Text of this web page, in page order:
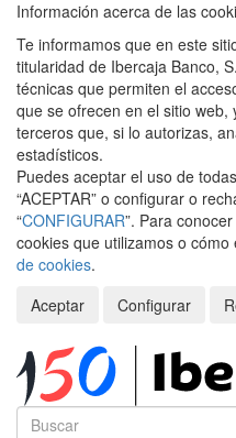
Información acerca de las
Te informamos que en este
titularidad de Ibercaja Banco,
técnicas que permiten el
que se ofrecen en el sitio
terceros que, si lo autorizas,
estadísticos.
Puedes aceptar el uso de
“ACEPTAR” o configurar o
“CONFIGURAR”. Para
cookies que utilizamos o
de cookies.
Aceptar
Configurar